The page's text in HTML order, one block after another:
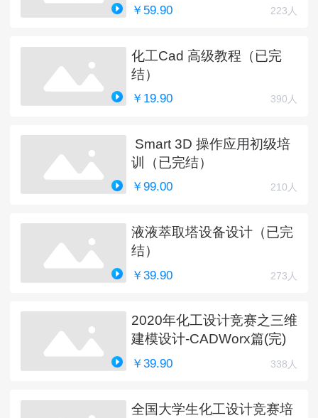
￥59.90 223人
化工Cad 高级教程（已完
结）
￥19.90 390人
Smart 3D 操作应用初级培
训（已完结）
￥99.00 210人
液液萃取塔设备设计（已完
结）
￥39.90 273人
2020年化工设计竞赛之三维
建模设计-CADWorx篇(完)
￥39.90 338人
全国大学生化工设计竞赛培